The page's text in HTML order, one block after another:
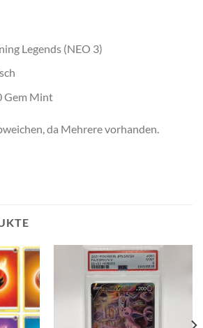
Legends (NEO 3)
Mint
da Mehrere vorhanden.